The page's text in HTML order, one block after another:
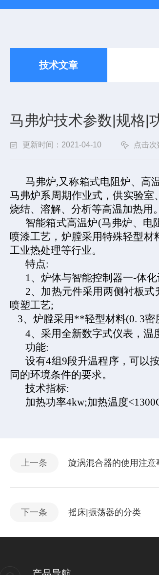
技术文章
马弗炉技术参数|规格|
更新时间：2021-04-10 点击
马弗炉,又称箱式电阻炉、高
马弗炉系周期作业式，供实验
烧结、溶解、分析等高温加热用
智能箱式高温炉(马弗炉、电
喷漆工艺，炉膛采用特殊轻型
工业热处理等行业。
特点:
1、炉体与智能控制器一-体
2、加热元件采用两侧衬板
喷塑工艺;
3、炉膛采用**轻型材料(0. 3密
4、采用全新数字式仪表，
功能:
设有4组9段升温程序，可以
同的环境条件的要求。
技术指标:
加热功率4kw;加热温度
上一条 旋涡混合器的使用注意
下一条 摇床|振荡器的分类